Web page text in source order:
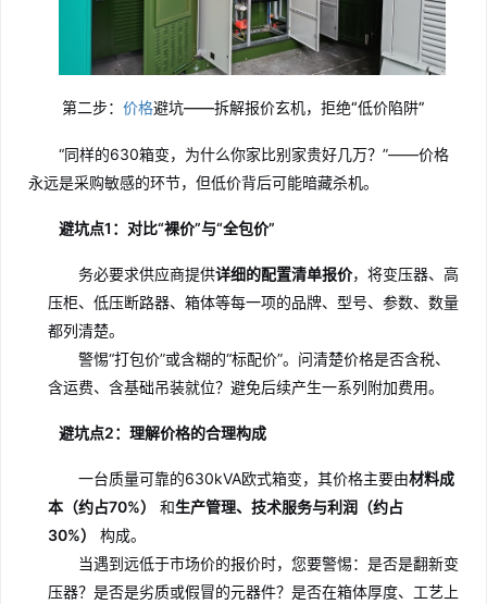
第二步： 价格避坑——拆解报价玄机，拒绝“低价陷阱”
“同样的630箱变，为什么你家比别家贵好几万？”——价格
永远是采购敏感的环节，但低价背后可能暗藏杀机。
避坑点1：对比“裸价”与“全包价”
务必要求供应商提供详细的配置清单报价，将变压器、高
压柜、低压断路器、箱体等每一项的品牌、型号、参数、数量
都列清楚。
警惕“打包价”或含糊的“标配价”。问清楚价格是否含税、
含运费、含基础吊装就位？避免后续产生一系列附加费用。
避坑点2：理解价格的合理构成
一台质量可靠的630kVA欧式箱变，其价格主要由材料成
本（约占70%）
和生产管理、技术服务与利润（约占
30%）
构成。
当遇到远低于市场价的报价时，您要警惕：是否是翻新变
压器？是否是劣质或假冒的元器件？是否在箱体厚度、工艺上